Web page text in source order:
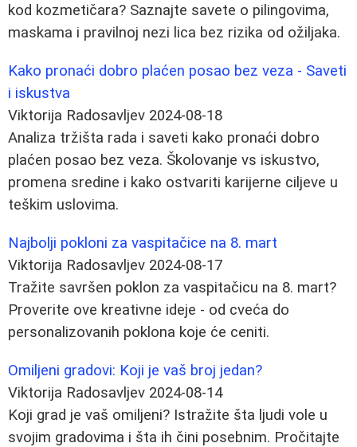
kod kozmetičara? Saznajte savete o pilingovima,
maskama i pravilnoj nezi lica bez rizika od ožiljaka.
Kako pronaći dobro plaćen posao bez veza - Saveti
i iskustva
Viktorija Radosavljev 2024-08-18
Analiza tržišta rada i saveti kako pronaći dobro
plaćen posao bez veza. Školovanje vs iskustvo,
promena sredine i kako ostvariti karijerne ciljeve u
teškim uslovima.
Najbolji pokloni za vaspitačice na 8. mart
Viktorija Radosavljev 2024-08-17
Tražite savršen poklon za vaspitačicu na 8. mart?
Proverite ove kreativne ideje - od cveća do
personalizovanih poklona koje će ceniti.
Omiljeni gradovi: Koji je vaš broj jedan?
Viktorija Radosavljev 2024-08-14
Koji grad je vaš omiljeni? Istražite šta ljudi vole u
svojim gradovima i šta ih čini posebnim. Pročitajte